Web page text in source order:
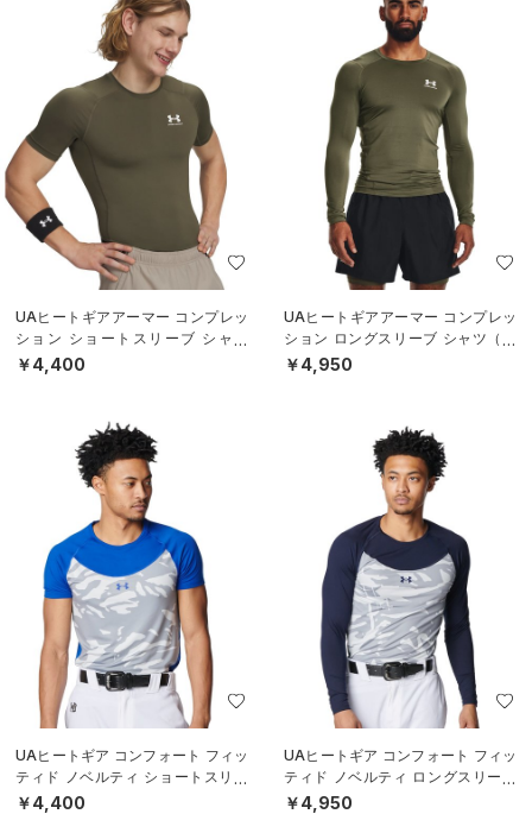
UAヒートギアアーマー コンプレッ
ション ショートスリーブ シャツ
（トレーニング/MEN）
￥4,400
UAヒートギアアーマー コンプレッ
ション ロングスリーブ シャツ（ト
レーニング/MEN）
￥4,950
UAヒートギア コンフォート フィッ
ティド ノベルティ ショートスリー
ブ クルーネック シャツ（ベースボ
￥4,400
UAヒートギア コンフォート フィッ
ティド ノベルティ ロングスリーブ
クルーネック シャツ（ベースボー
￥4,950